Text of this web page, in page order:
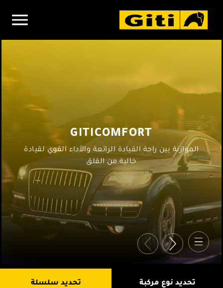
GITICOMFORT
الموازنة بين راحة القيادة الرائعة والأداء القوي لقيادة
خالية من القلق
تحديد نوع مركبة تحديد سلسلة